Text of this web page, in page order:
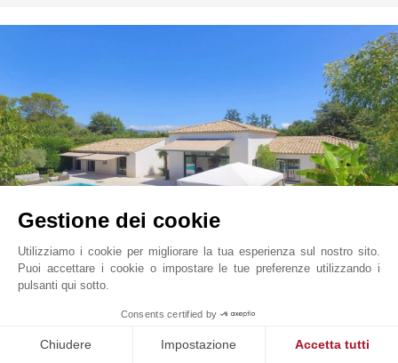
Roquefort Les Pins
Costa Azzurra, Francia
1 890 000 EUR
Vendita Casa
Gestione dei cookie
Utilizziamo i cookie per migliorare la tua esperienza sul nostro sito.
Puoi accettare i cookie o impostare le tue preferenze utilizzando i
pulsanti qui sotto.
Consents certified by
Chiudere Impostazione Accetta tutti